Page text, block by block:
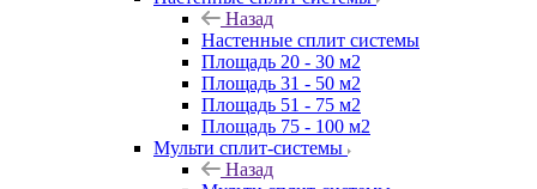
Назад
Настенные сплит системы
Площадь 20 - 30 м2
Площадь 31 - 50 м2
Площадь 51 - 75 м2
Площадь 75 - 100 м2
Мульти сплит-системы
Назад